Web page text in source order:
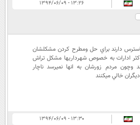
۱۳:۲۶ - ۱۳۹۴/۰۶/۰۹
استرس دارند براي حل ومطرح كردن مشكلشان
ادارات به خصوص شهرداريها مشكل تراش
وچون مردم زورشان به انها نميرسد ناچار
خالي ميكنند
۱۳:۳۰ - ۱۳۹۴/۰۶/۰۹